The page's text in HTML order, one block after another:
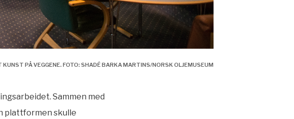
KUNST PÅ VEGGENE. FOTO: SHADÉ BARKA MARTINS/NORSK OLJEMUSEUM
Sammen med
plattformen skulle